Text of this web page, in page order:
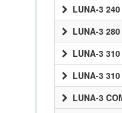
LUNA-3
LUNA-3
LUNA-3
LUNA-3
LUNA-3